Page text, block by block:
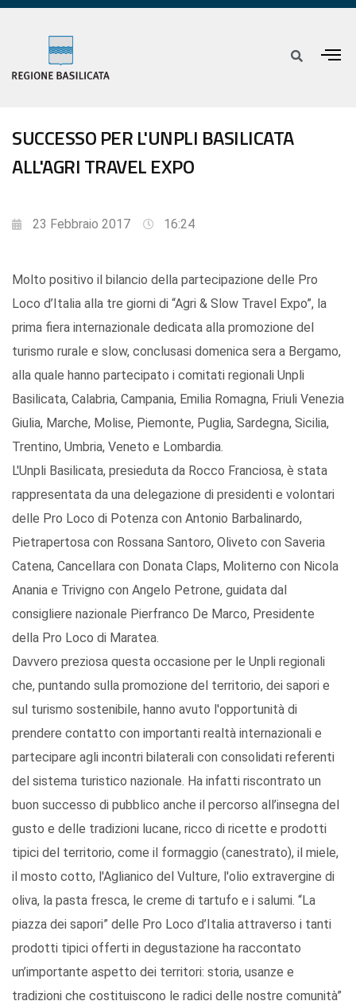
SUCCESSO PER L'UNPLI BASILICATA
ALL'AGRI TRAVEL EXPO
23 Febbraio 2017 16:24
Molto positivo il bilancio della partecipazione delle Pro
Loco d’Italia alla tre giorni di “Agri & Slow Travel Expo”, la
prima fiera internazionale dedicata alla promozione del
turismo rurale e slow, conclusasi domenica sera a Bergamo,
alla quale hanno partecipato i comitati regionali Unpli
Basilicata, Calabria, Campania, Emilia Romagna, Friuli Venezia
Giulia, Marche, Molise, Piemonte, Puglia, Sardegna, Sicilia,
Trentino, Umbria, Veneto e Lombardia.
L'Unpli Basilicata, presieduta da Rocco Franciosa, è stata
rappresentata da una delegazione di presidenti e volontari
delle Pro Loco di Potenza con Antonio Barbalinardo,
Pietrapertosa con Rossana Santoro, Oliveto con Saveria
Catena, Cancellara con Donata Claps, Moliterno con Nicola
Anania e Trivigno con Angelo Petrone, guidata dal
consigliere nazionale Pierfranco De Marco, Presidente
della Pro Loco di Maratea.
Davvero preziosa questa occasione per le Unpli regionali
che, puntando sulla promozione del territorio, dei sapori e
sul turismo sostenibile, hanno avuto l'opportunità di
prendere contatto con importanti realtà internazionali e
partecipare agli incontri bilaterali con consolidati referenti
del sistema turistico nazionale. Ha infatti riscontrato un
buon successo di pubblico anche il percorso all’insegna del
gusto e delle tradizioni lucane, ricco di ricette e prodotti
tipici del territorio, come il formaggio (canestrato), il miele,
il mosto cotto, l'Aglianico del Vulture, l'olio extravergine di
oliva, la pasta fresca, le creme di tartufo e i salumi. “La
piazza dei sapori” delle Pro Loco d’Italia attraverso i tanti
prodotti tipici offerti in degustazione ha raccontato
un’importante aspetto dei territori: storia, usanze e
tradizioni che costituiscono le radici delle nostre comunità”